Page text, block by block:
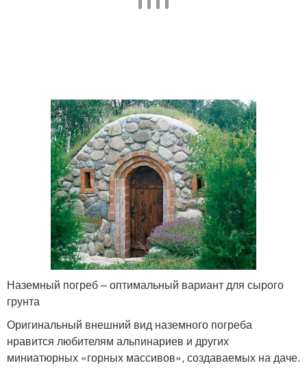
Наземный погреб – оптимальный вариант для сырого
грунта
Оригинальный внешний вид наземного погреба
нравится любителям альпинариев и других
миниатюрных «горных массивов», создаваемых на даче.